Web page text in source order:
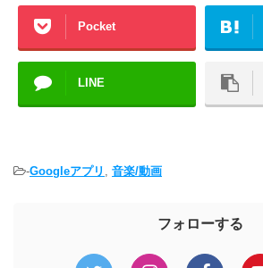
Pocket
LINE
-Googleアプリ 音楽/動画
フォローする